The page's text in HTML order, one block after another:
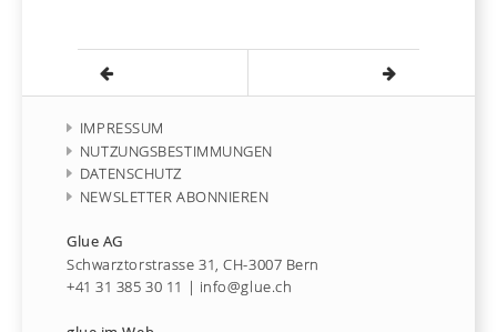
IMPRESSUM
NUTZUNGSBESTIMMUNGEN
DATENSCHUTZ
NEWSLETTER ABONNIEREN
Glue AG
Schwarztorstrasse 31, CH-3007 Bern
+41 31 385 30 11 | info@glue.ch